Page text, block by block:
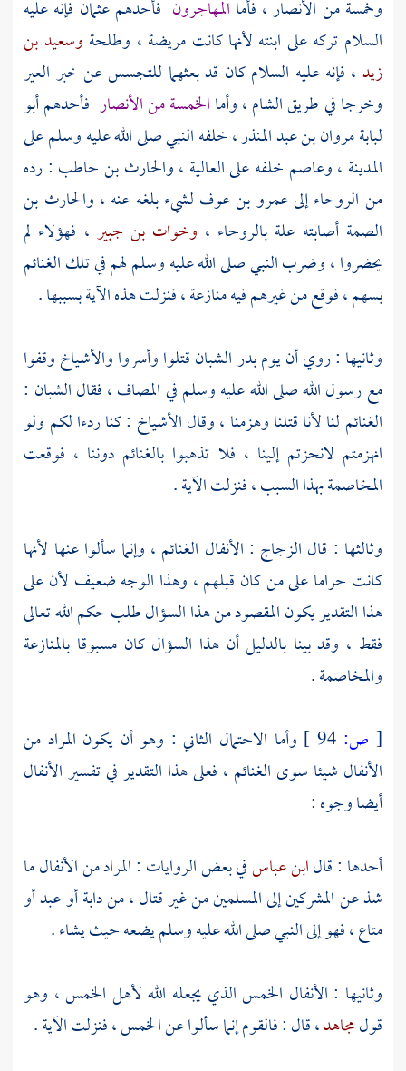
وخمسة من الأنصار ، فأما المهاجرون فأحدهمعثمان فإنه عليه
السلام تركه على ابنته لأنها كانت مريضة ، وطلحة وسعيد بن
زيد ، فإنه عليه السلام كان قد بعثهما للتجسس عن خبر العير
وخرجا في طريقالشام، وأماالخمسة من الأنصار فأحدهمأبو
لبابة مروان بن عبد المنذر، خلفه النبي صلى الله عليه وسلم على
المدينة ،وعاصم خلفه علىالعالية ،والحارث بن حاطب : رده
من الروحاءإلىعمرو بن عوف لشيء بلغه عنه ، والحارث بن
الصمةأصابته علة بالروحاء ، وخوات بن جبير ، فهؤلاء لم
يحضروا ، وضرب النبي صلى الله عليه وسلم لهم في تلك الغنائم
بسهم ، فوقع من غيرهم فيه منازعة ، فنزلت هذه الآية بسببها .
وثانيها : روي أن يومبدرالشبان قتلوا وأسروا والأشياخ وقفوا
مع رسول الله صلى الله عليه وسلم في المصاف ، فقال الشبان :
الغنائم لنا لأنا قتلنا وهزمنا ، وقال الأشياخ : كنا ردءا لكم ولو
انهزمتم لانحزتم إلينا ، فلا تذهبوا بالغنائم دوننا ، فوقعت
المخاصمة بهذا السبب ، فنزلت الآية .
وثالثها : قال الزجاج : الأنفال الغنائم ، وإنما سألوا عنها لأنها
كانت حراما على من كان قبلهم ، وهذا الوجه ضعيف لأن على
هذا التقدير يكون المقصود من هذا السؤال طلب حكم الله تعالى
فقط ، وقد بينا بالدليل أن هذا السؤال كان مسبوقا بالمنازعة
والمخاصمة .
[ ص:
وأما الاحتمال الثاني : وهو أن يكون المراد من
الأنفال شيئا سوى الغنائم ، فعلى هذا التقدير في تفسير الأنفال
أيضا وجوه :
أحدها : قالابن عباسفي بعض الروايات : المراد من الأنفال ما
شذ عن المشركين إلى المسلمين من غير قتال ، من دابة أو عبد أو
متاع ، فهو إلى النبي صلى الله عليه وسلم يضعه حيث يشاء .
وثانيها : الأنفال الخمس الذي يجعله الله لأهل الخمس ، وهو
قولمجاهد، قال : فالقوم إنما سألوا عن الخمس ، فنزلت الآية .